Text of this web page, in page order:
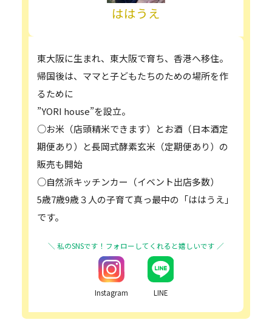
ははうえ
東大阪に生まれ、東大阪で育ち、香港へ移住。
帰国後は、ママと子どもたちのための場所を作
るために
”YORI house”を設立。
○お米（店頭精米できます）とお酒（日本酒定
期便あり）と長岡式酵素玄米（定期便あり）の
販売も開始
○自然派キッチンカー（イベント出店多数）
5歳7歳9歳３人の子育て真っ最中の「ははうえ」
です。
Instagram LINE